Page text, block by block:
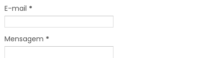
E-mail *
Mensagem *